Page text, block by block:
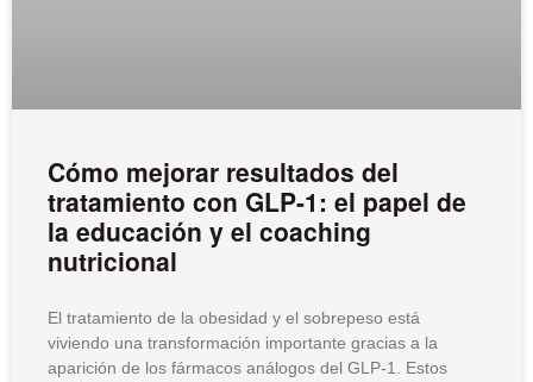
Cómo mejorar resultados del
tratamiento con GLP-1: el papel de
la educación y el coaching
nutricional
El tratamiento de la obesidad y el sobrepeso está
viviendo una transformación importante gracias a la
aparición de los fármacos análogos del GLP-1. Estos